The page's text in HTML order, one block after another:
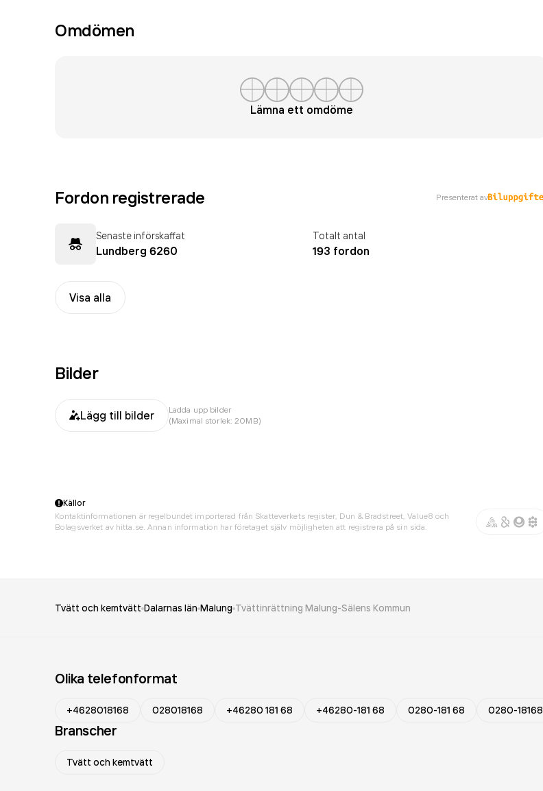
Omdömen
Lämna ett omdöme
Fordon registrerade Presenterat av
Senaste införskaffat
Lundberg 6260
Totalt antal
193 fordon
Visa alla
Bilder
Lägg till bilder
Ladda upp bilder
(Maximal storlek: 20MB)
Källor
Kontaktinformationen är regelbundet importerad från Skatteverkets register, Dun & Bradstreet, Value8 och
Bolagsverket av hitta.se. Annan information har företaget själv möjligheten att registrera på sin sida.
Tvätt och kemtvätt Dalarnas län Malung Tvättinrättning Malung-Sälens Kommun
Olika telefonformat
+4628018168 028018168 +46280 181 68 +46280-181 68 0280-181 68 0280-18168
Branscher
Tvätt och kemtvätt